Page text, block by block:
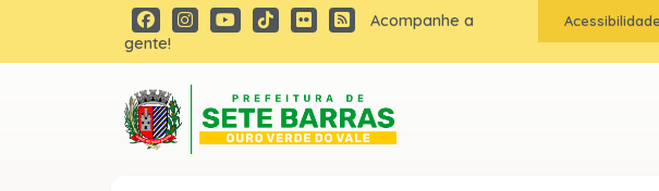
Acompanhe a
gente!
Acessibilidade